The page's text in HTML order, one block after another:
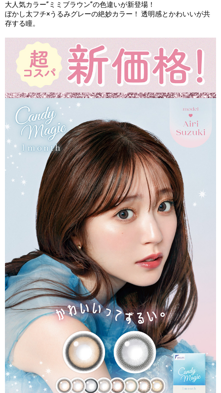
大人気カラー”ミミブラウン”の色違いが新登場！
ぼかし太フチ×うるみグレーの絶妙カラー！ 透明感とかわいいが共
存する瞳。